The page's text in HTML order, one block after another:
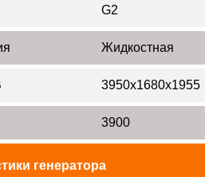
G2
Жидкостная
3950х1680х1955
3900
генератора